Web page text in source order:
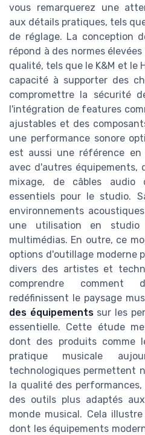
vous remarquerez une
aux détails pratiques, tels
de réglage. La conception
répond à des normes
qualité, tels que le K&M et le
capacité à supporter des
compromettre la sécurité
l'intégration de features
ajustables et des
une performance sonore
est aussi une référence
avec d'autres équipements,
mixage, de câbles audio
essentiels pour le studio.
environnements
une utilisation en studio
multimédias. En outre, ce
options d'outillage moderne
divers des artistes et
comprendre comment
redéfinissent le paysage
des équipementssur les
essentielle. Cette étude
dont des produits comme
pratique musicale
technologiques permettent
la qualité des
des outils plus adaptés
monde musical. Cela
dont les équipements